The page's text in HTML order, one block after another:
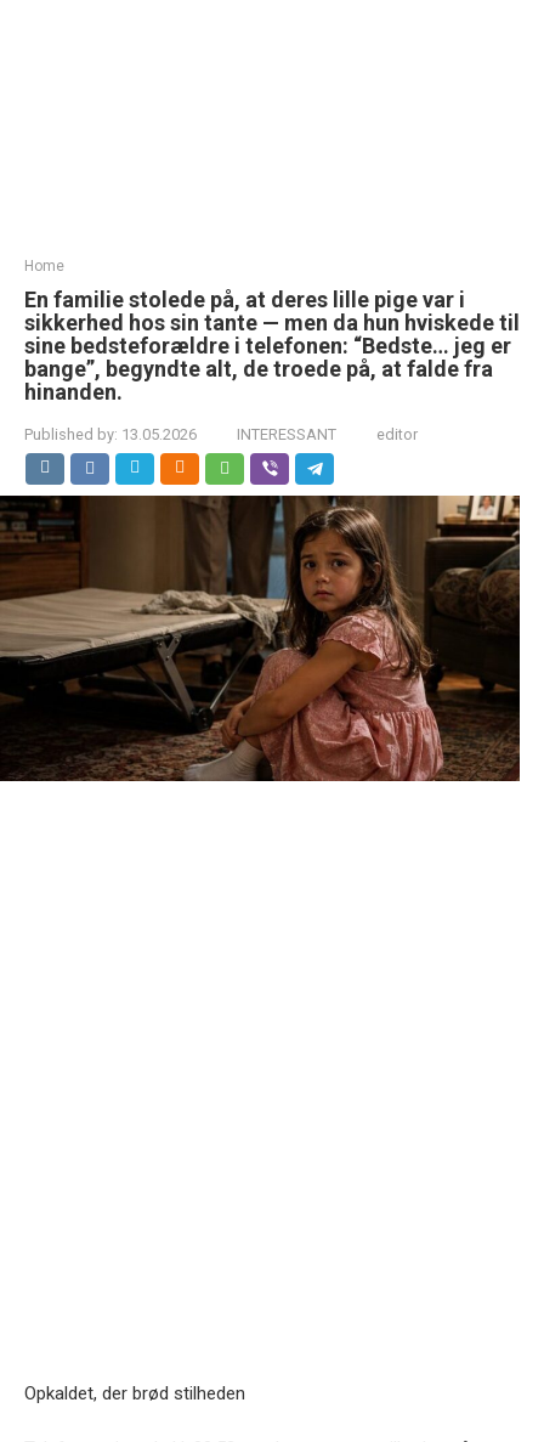
Home
En familie stolede på, at deres lille pige var i
sikkerhed hos sin tante — men da hun hviskede til
sine bedsteforældre i telefonen: “Bedste… jeg er
bange”, begyndte alt, de troede på, at falde fra
hinanden.
Published by: 13.05.2026 INTERESSANT editor
Opkaldet, der brød stilheden